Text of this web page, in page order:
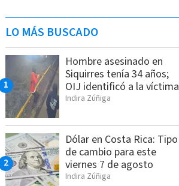
LO MÁS BUSCADO
Hombre asesinado en
Siquirres tenía 34 años;
OIJ identificó a la víctima
Indira Zúñiga
Dólar en Costa Rica: Tipo
de cambio para este
viernes 7 de agosto
Indira Zúñiga